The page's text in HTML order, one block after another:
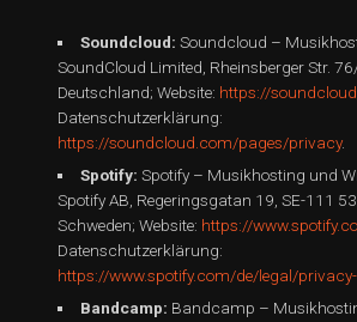
Soundcloud: Soundcloud –
SoundCloud Limited, Rheinsberger Str.
Deutschland; Website: https://
Datenschutzerklärung:
https://soundcloud.com/pages/privacy.
Spotify: Spotify – Musikhosting und
Spotify AB, Regeringsgatan 19, SE-111
Schweden; Website: https://
Datenschutzerklärung:
https://www.spotify.com/de/legal/
Bandcamp: Bandcamp –